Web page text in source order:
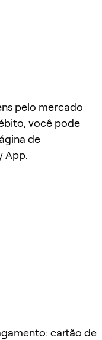
pelo mercado
você pode
de
App.
cartão de